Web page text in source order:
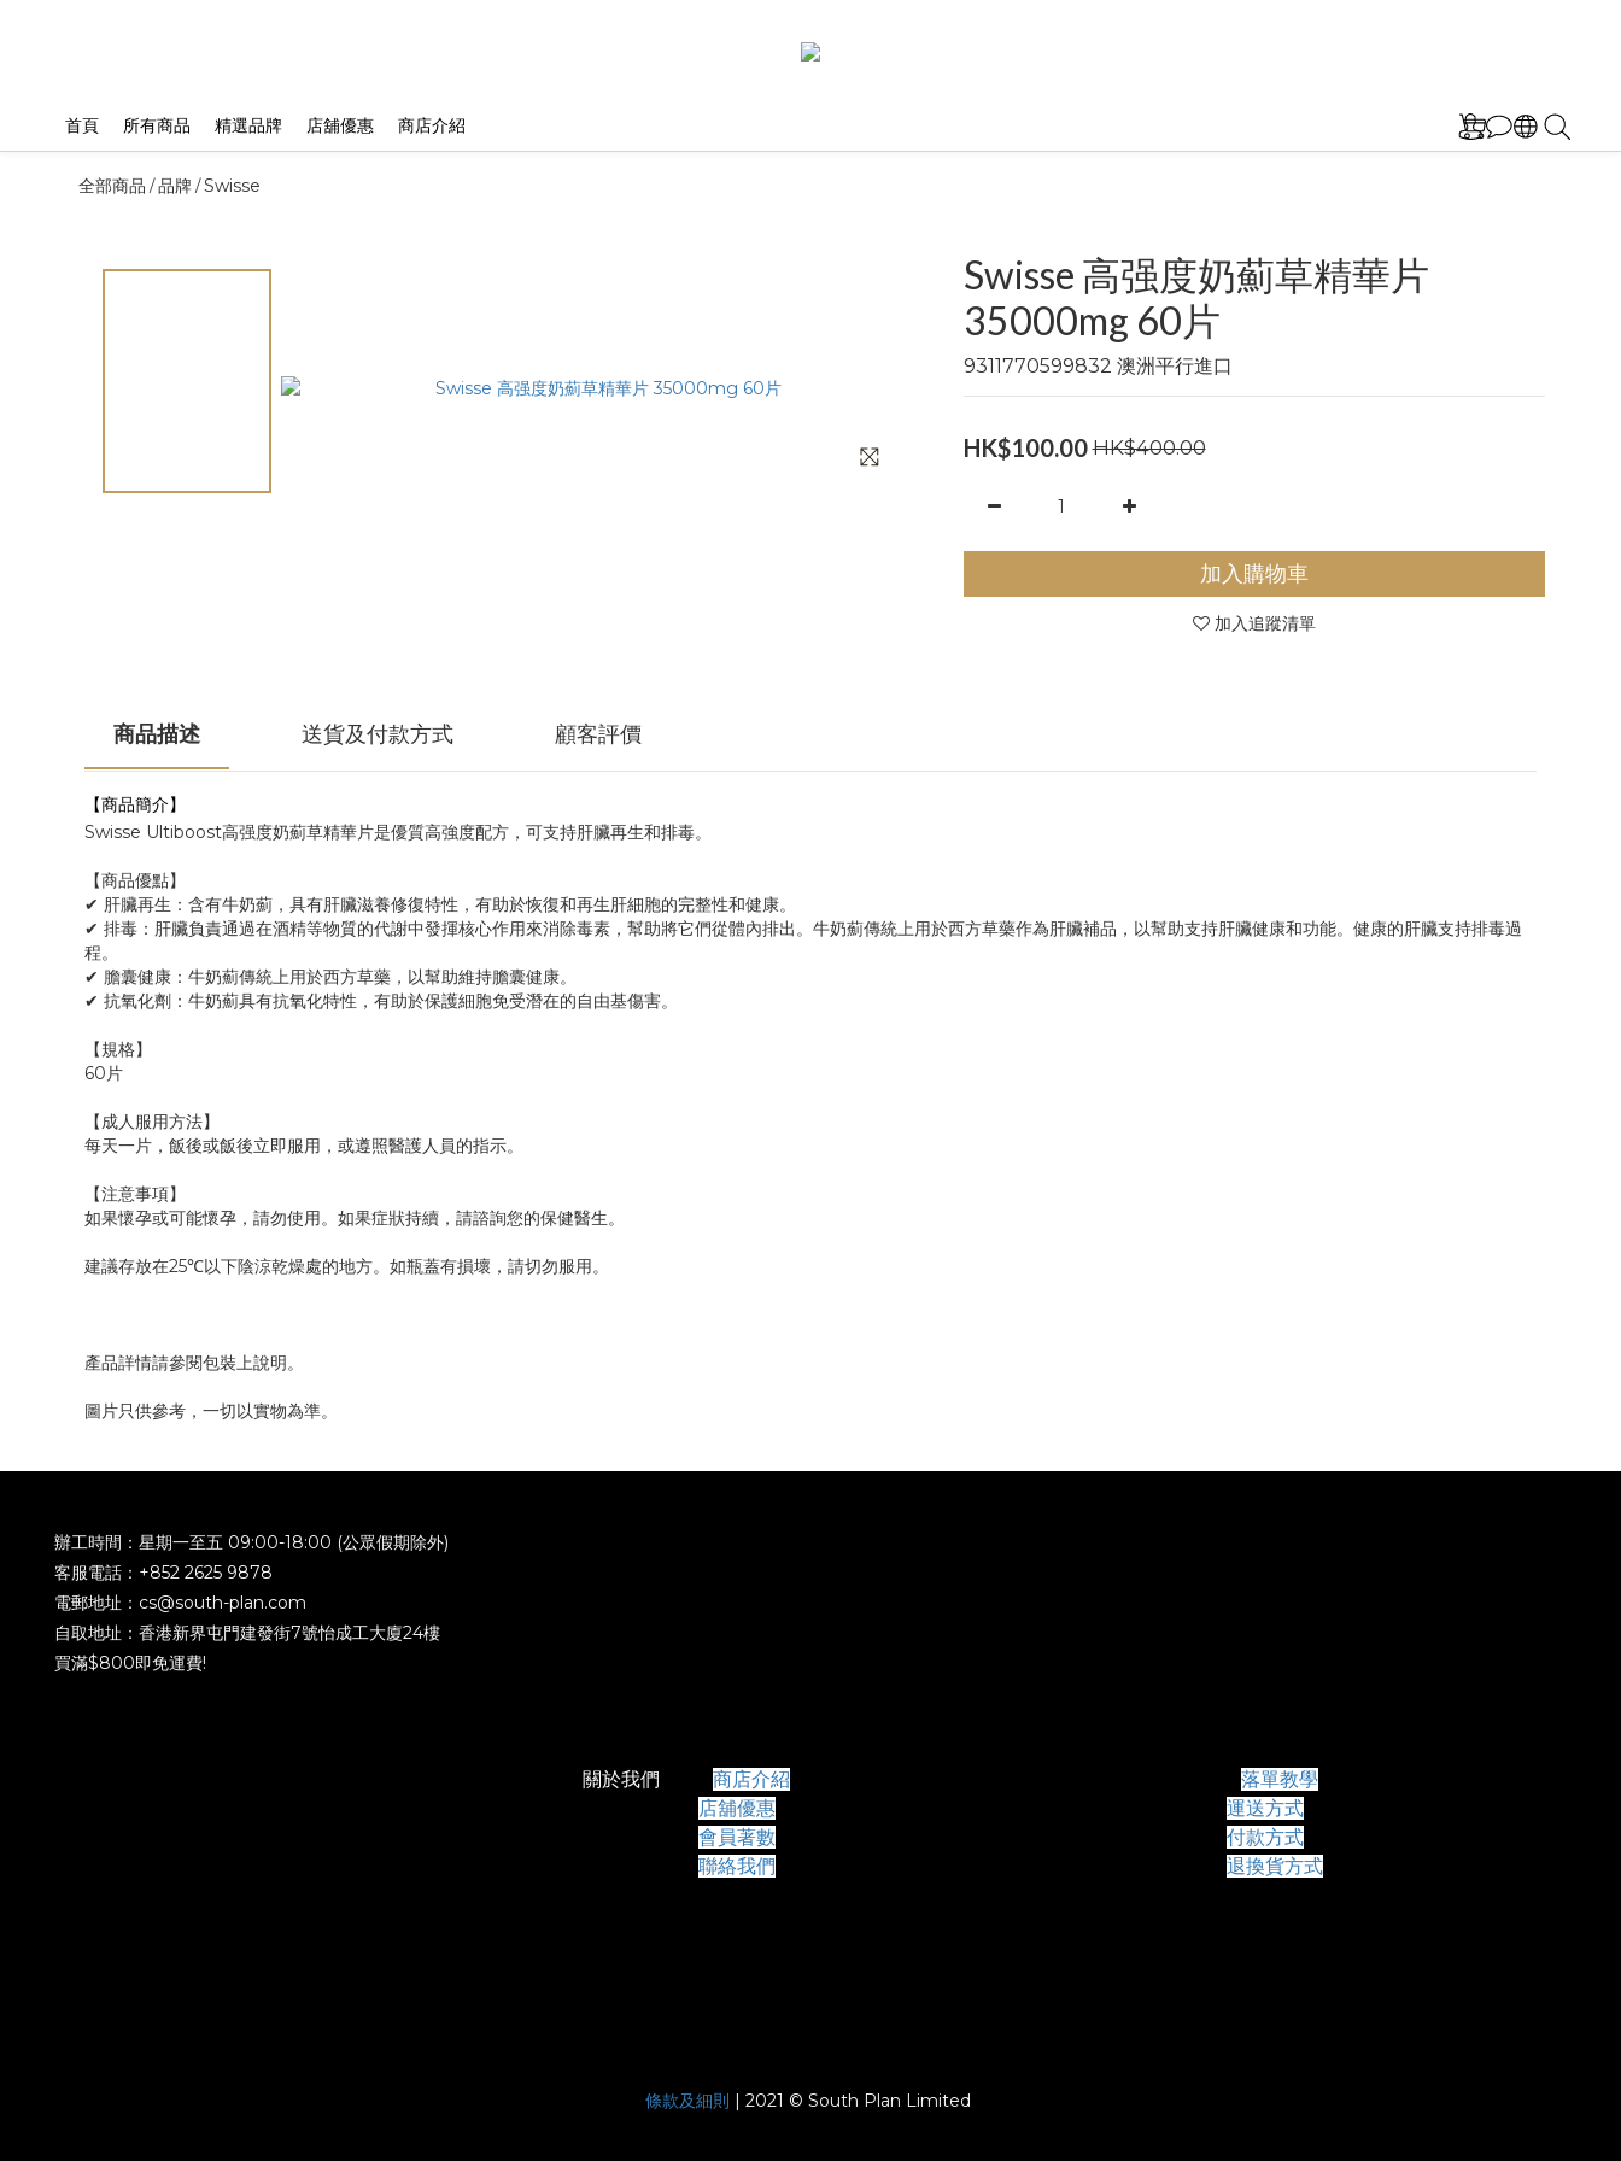
首頁 所有商品 精選品牌 店舖優惠 商店介紹
全部商品 /品牌/Swisse
Swisse 高强度奶薊草精華片
35000mg 60片
9311770599832 澳洲平行進口
HK$100.00 HK$400.00
加入購物車
加入追蹤清單
商品描述 送貨及付款方式 顧客評價
【商品簡介】
Swisse Ultiboost高强度奶薊草精華片是優質高強度配方，可支持肝臟再生和排毒。
【商品優點】
✔ 肝臟再生：含有牛奶薊，具有肝臟滋養修復特性，有助於恢復和再生肝細胞的完整性和健康。
✔ 排毒：肝臟負責通過在酒精等物質的代謝中發揮核心作用來消除毒素，幫助將它們從體內排出。牛奶薊傳統上用於西方草藥作為肝臟補品，以幫助支持肝臟健康和功能。健康的肝臟支持排毒過
程。
✔ 膽囊健康：牛奶薊傳統上用於西方草藥，以幫助維持膽囊健康。
✔ 抗氧化劑：牛奶薊具有抗氧化特性，有助於保護細胞免受潛在的自由基傷害。
【規格】
60片
【成人服用方法】
每天一片，飯後或飯後立即服用，或遵照醫護人員的指示。
【注意事項】
如果懷孕或可能懷孕，請勿使用。如果症狀持續，請諮詢您的保健醫生。
建議存放在25℃以下陰涼乾燥處的地方。如瓶蓋有損壞，請切勿服用。
產品詳情請參閱包裝上說明。
圖片只供參考，一切以實物為準。
辦工時間：星期一至五 09:00-18:00 (公眾假期除外)
客服電話：+852 2625 9878
電郵地址：cs@south-plan.com
自取地址：香港新界屯門建發街7號怡成工大廈24樓
買滿$800即免運費!
關於我們 商店介紹
店舖優惠
會員著數
聯絡我們
落單教學
運送方式
付款方式
退換貨方式
條款及細則 | 2021 © South Plan Limited